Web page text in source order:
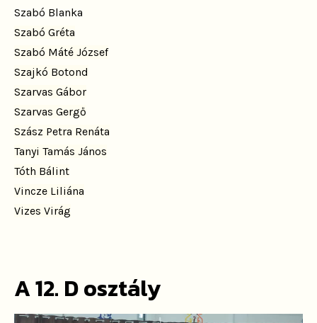
Szabó Blanka
Szabó Gréta
Szabó Máté József
Szajkó Botond
Szarvas Gábor
Szarvas Gergő
Szász Petra Renáta
Tanyi Tamás János
Tóth Bálint
Vincze Liliána
Vizes Virág
A 12. D osztály